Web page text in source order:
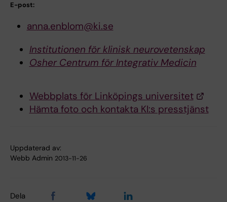
E-post:
anna.enblom@ki.se
Institutionen för klinisk neurovetenskap
Osher Centrum för Integrativ Medicin
Webbplats för Linköpings universitet
Hämta foto och kontakta KI:s presstjänst
Uppdaterad av:
Webb Admin 2013-11-26
Dela